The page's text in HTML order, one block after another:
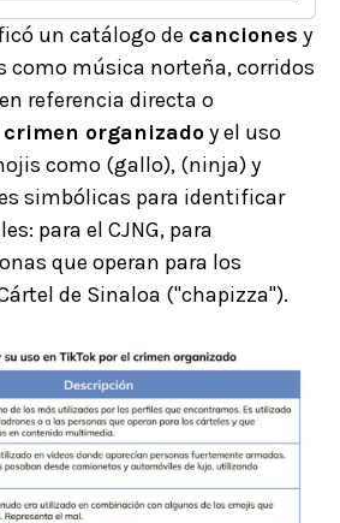
un catálogo de canciones y
como música norteña, corridos
referencia directa o
crimen organizadoy el uso
como (gallo), (ninja) y
simbólicas para identificar
para el CJNG, para
que operan para los
de Sinaloa ("chapizza").